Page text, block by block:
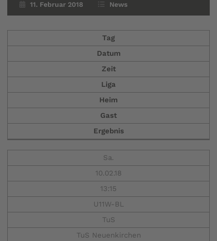
11. Februar 2018 News
Tag
Datum
Zeit
Liga
Heim
Gast
Ergebnis
Sa.
10.02.18
13:15
U11W-BL
TuS
TuS Neuenkirchen